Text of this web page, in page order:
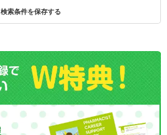
検索条件を保存する